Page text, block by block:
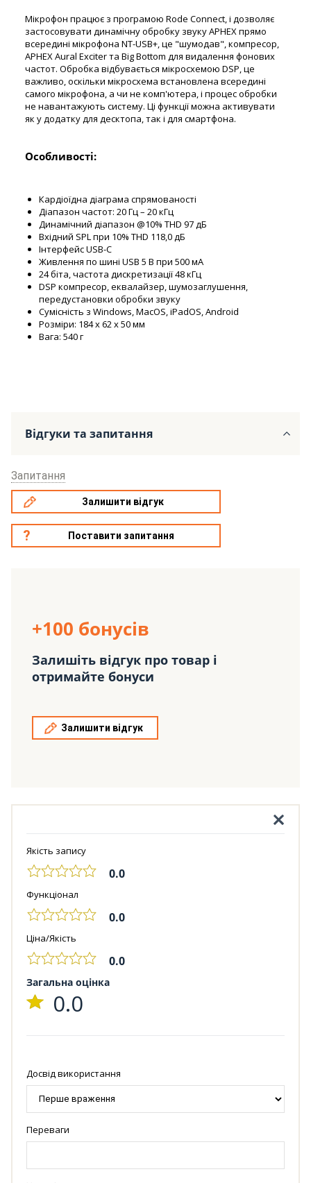
Мікрофон працює з програмою Rode Connect, і дозволяє
застосовувати динамічну обробку звуку APHEX прямо
всередині мікрофона NT-USB+, це "шумодав", компресор,
APHEX Aural Exciter та Big Bottom для видалення фонових
частот. Обробка відбувається мікросхемою DSP, це
важливо, оскільки мікросхема встановлена всередині
самого мікрофона, а чи не комп'ютера, і процес обробки
не навантажують систему. Ці функції можна активувати
як у додатку для десктопа, так і для смартфона.
Особливості:
Кардіоїдна діаграма спрямованості
Діапазон частот: 20 Гц – 20 кГц
Динамічний діапазон @10% THD 97 дБ
Вхідний SPL при 10% THD 118,0 дБ
Інтерфейс USB-C
Живлення по шині USB 5 В при 500 мА
24 біта, частота дискретизації 48 кГц
DSP компресор, еквалайзер, шумозаглушення,
передустановки обробки звуку
Сумісність з Windows, MacOS, iPadOS, Android
Розміри: 184 x 62 x 50 мм
Вага: 540 г
Відгуки та запитання
Запитання
Залишити відгук
Поставити запитання
+100 бонусів
Залишіть відгук про товар і
отримайте бонуси
Залишити відгук
Якість запису
0.0
Функціонал
0.0
Ціна/Якість
0.0
Загальна оцінка
0.0
Досвід використання
Переваги